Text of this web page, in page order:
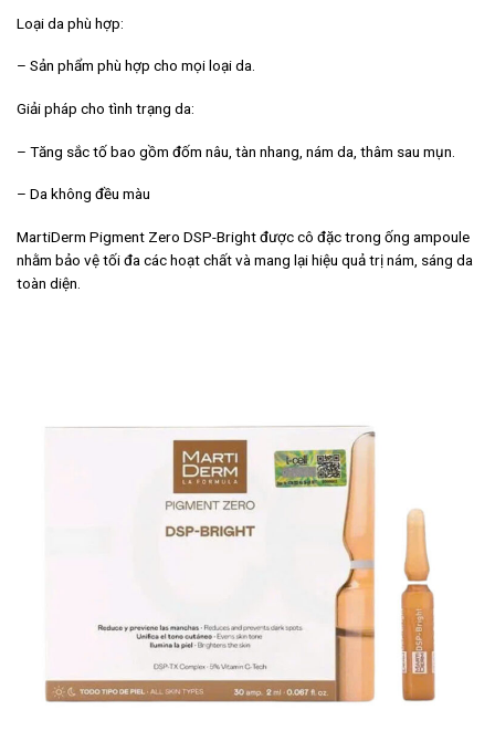
Loại da phù hợp:
– Sản phẩm phù hợp cho mọi loại da.
Giải pháp cho tình trạng da:
– Tăng sắc tố bao gồm đốm nâu, tàn nhang, nám da, thâm sau mụn.
– Da không đều màu
MartiDerm Pigment Zero DSP-Bright được cô đặc trong ống ampoule
nhằm bảo vệ tối đa các hoạt chất và mang lại hiệu quả trị nám, sáng da
toàn diện.